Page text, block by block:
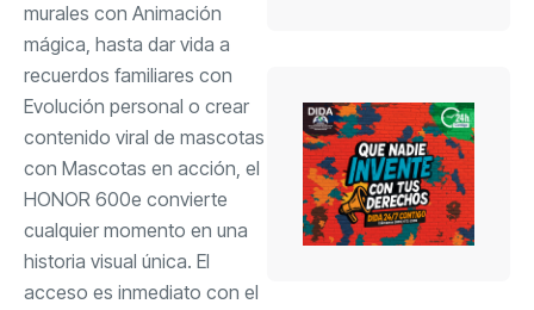
murales con Animación
mágica, hasta dar vida a
recuerdos familiares con
Evolución personal o crear
contenido viral de mascotas
con Mascotas en acción, el
HONOR 600e convierte
cualquier momento en una
historia visual única. El
acceso es inmediato con el